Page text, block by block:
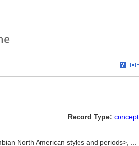
Record Type: concept
North American styles and periods>, ...